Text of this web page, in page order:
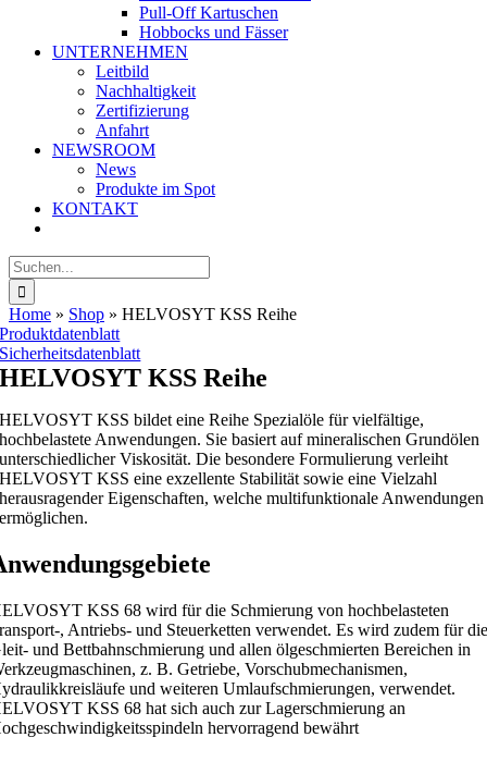
Pull-Off Kartuschen
Hobbocks und Fässer
UNTERNEHMEN
Leitbild
Nachhaltigkeit
Zertifizierung
Anfahrt
NEWSROOM
News
Produkte im Spot
KONTAKT
Suche
nach:
Home » Shop » HELVOSYT KSS Reihe
Produktdatenblatt
Sicherheitsdatenblatt
HELVOSYT KSS Reihe
HELVOSYT KSS bildet eine Reihe Spezialöle für vielfältige,
hochbelastete Anwendungen. Sie basiert auf mineralischen Grundölen
unterschiedlicher Viskosität. Die besondere Formulierung verleiht
HELVOSYT KSS eine exzellente Stabilität sowie eine Vielzahl
herausragender Eigenschaften, welche multifunktionale Anwendungen
ermöglichen.
KSS 68 wird für die Schmierung von hochbelasteten
, Antriebs- und Steuerketten verwendet. Es wird zudem für
und Bettbahnschmierung und allen ölgeschmierten Bereichen in
z. B. Getriebe, Vorschubmechanismen,
und weiteren Umlaufschmierungen, verwendet.
KSS 68 hat sich auch zur Lagerschmierung an
hervorragend bewährt